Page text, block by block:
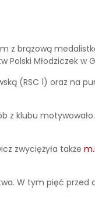
z brązową
Młodziczek w
(RSC 1) oraz na
z klubu
zwyciężyła także
W tym pięć przed